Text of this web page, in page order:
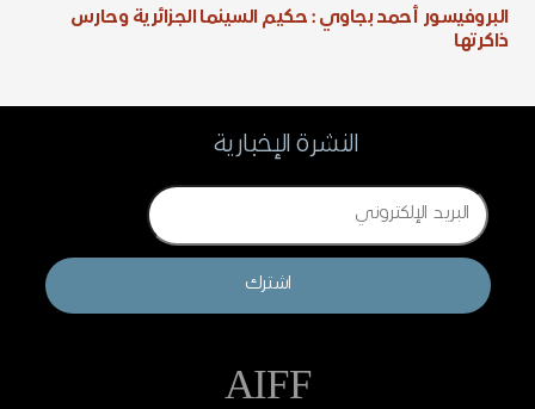
البروفيسور أحمد بجاوي : حكيم السينما الجزائرية وحارس
ذاكرتها
النشرة الإخبارية
Email
اشترك
AIFF